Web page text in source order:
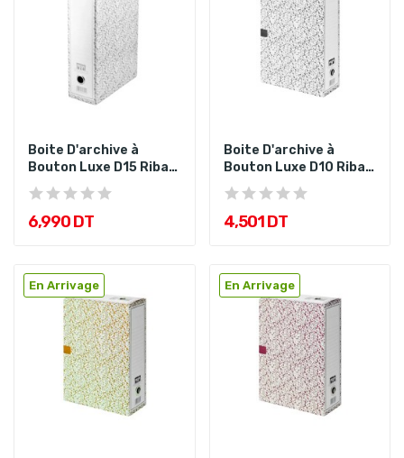
Boite D'archive à
Bouton Luxe D15 Ribat
Gris
6,990 DT
Boite D'archive à
Bouton Luxe D10 Ribat
Gris
4,501 DT
En Arrivage En Arrivage